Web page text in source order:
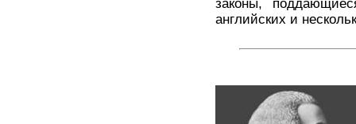
законы,
английских и